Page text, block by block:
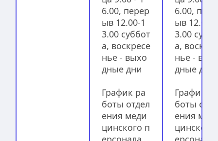
6.00, перер
ыв 12.00-1
3.00 суббот
а, воскресе
нье - выхо
дные дни
График ра
боты отдел
ения меди
цинского п
6.00,
ыв 12.00-1
3.00
а,
нье -
дные дни
График ра
боты
ения
цинского